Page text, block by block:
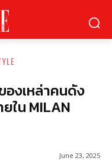
องเหล่าคนดัง
ใน MILAN
June 23, 2025